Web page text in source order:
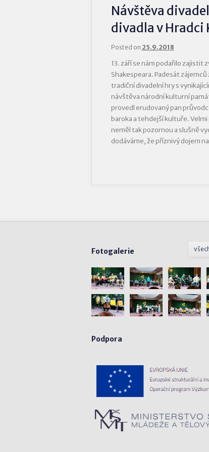
Návštěva
divadla v Hradci
Posted on 25.9.2018
13. září se nám podařilo zajistit
Shakespeara. Padesát
tradiční divadelní hry s
návštěva národní kulturní
provedl erudovaný pan
baroka a tehdejší kultuře.
neměl tak pozornou a slušně
dodáváme, že příznivý dojem
Fotogalerie
Podpora